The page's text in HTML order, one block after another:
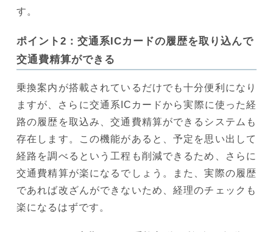
す。
ポイント2：交通系ICカードの履歴を取り込んで
交通費精算ができる
乗換案内が搭載されているだけでも十分便利になり
ますが、さらに交通系ICカードから実際に使った経
路の履歴を取込み、交通費精算ができるシステムも
存在します。この機能があると、予定を思い出して
経路を調べるという工程も削減できるため、さらに
交通費精算が楽になるでしょう。また、実際の履歴
であれば改ざんができないため、経理のチェックも
楽になるはずです。